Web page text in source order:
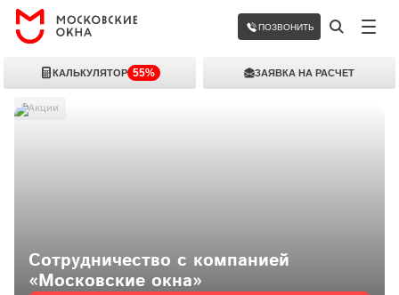
ПОЗВОНИТЬ
КАЛЬКУЛЯТОР 55% ЗАЯВКА НА РАСЧЕТ
Акции
Сотрудничество с компанией
«Московские окна»